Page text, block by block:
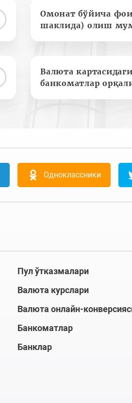
Омонат бўйича
шаклида) олиш
Валюта
банкоматлар
Одноклассники
Пул ўтказмалари
Валюта курслари
Валюта онлайн-
Банкоматлар
Банклар